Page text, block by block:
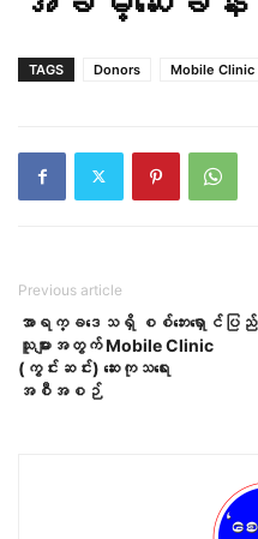
TAGS Donors Mobile Clinic
Previous article
အာရက္ခဒေသရှိ စစ်ဘေးရှောင်ပြည်
သူများအတွက် Mobile Clinic
(ကွင်းဆင်း) ဆေးကုသရေး
အစီအစဉ်